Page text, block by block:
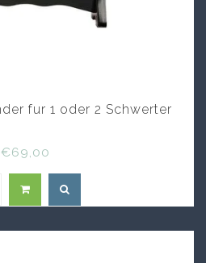
fur 1 oder 2 Schwerter
€69,00